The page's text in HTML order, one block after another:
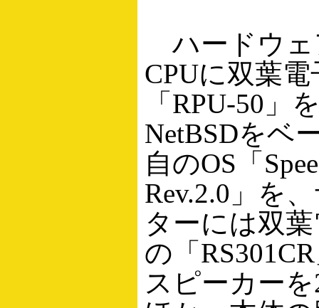
ハードウェ
CPUに双葉
「RPU-50」
NetBSDをベ
自のOS「
Rev.2.0」を
ターには双
の「
スピーカー